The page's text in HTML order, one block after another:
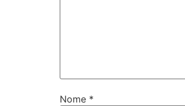
Nome *